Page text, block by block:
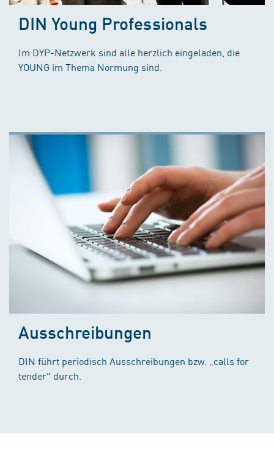
DIN Young Professionals
Im DYP-Netzwerk sind alle herzlich eingeladen, die
YOUNG im Thema Normung sind.
Ausschreibungen
DIN führt periodisch Ausschreibungen bzw. „calls for
tender" durch.